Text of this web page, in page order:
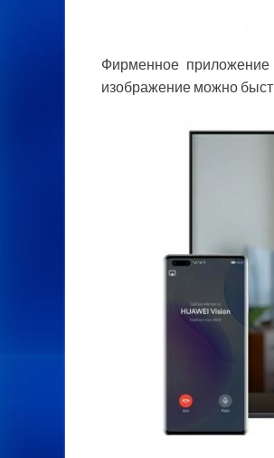
Фирменное приложение
изображение можно